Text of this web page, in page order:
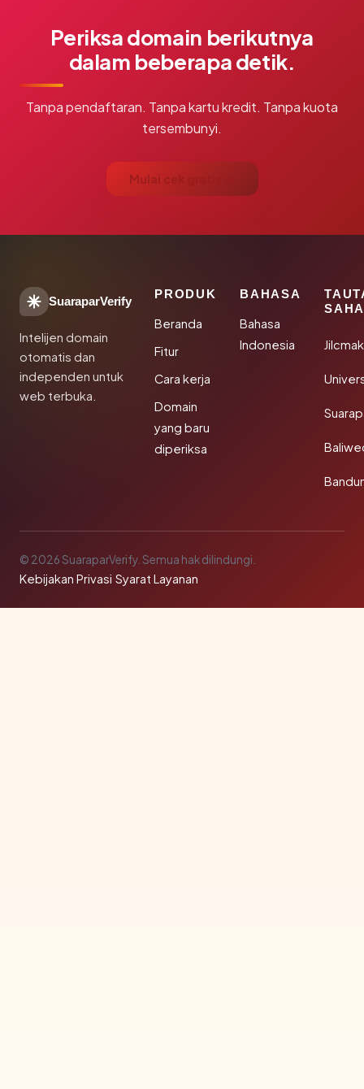
Periksa domain berikutnya
dalam beberapa detik.
Tanpa pendaftaran. Tanpa kartu kredit. Tanpa kuota
tersembunyi.
Mulai cek gratis →
SuaraparVerify
Intelijen domain
otomatis dan
independen untuk
web terbuka.
PRODUK
Beranda
Fitur
Cara kerja
Domain
yang baru
diperiksa
BAHASA
Bahasa
Indonesia
© 2026 SuaraparVerify. Semua hak dilindungi.
Kebijakan Privasi·Syarat Layanan